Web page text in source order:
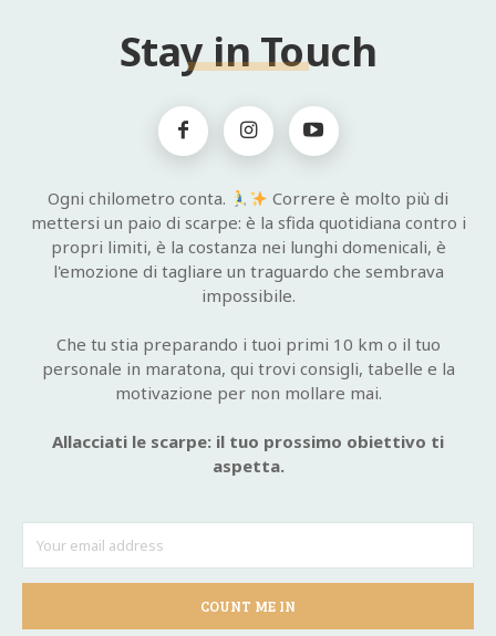
Stay in Touch
Ogni chilometro conta.
Correre è molto più di
mettersi un paio di scarpe: è la sfida quotidiana contro i
propri limiti, è la costanza nei lunghi domenicali, è
l'emozione di tagliare un traguardo che sembrava
impossibile.
Che tu stia preparando i tuoi primi 10 km o il tuo
personale in maratona, qui trovi consigli, tabelle e la
motivazione per non mollare mai.
Allacciati le scarpe: il tuo prossimo obiettivo ti
aspetta.
COUNT ME IN